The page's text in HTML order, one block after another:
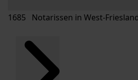
1685 Notarissen in West-